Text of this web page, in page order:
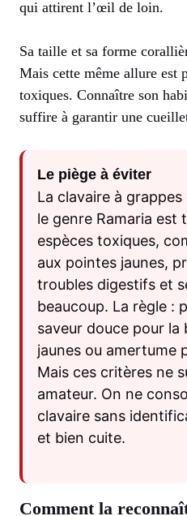
qui attirent l’œil de loin.
Sa taille et sa forme
Mais cette même allure est
toxiques. Connaître son
suffire à garantir une
Le piège à éviter
La clavaire à
le genre Ramaria est
espèces toxiques,
aux pointes jaunes,
troubles digestifs et
beaucoup. La règle :
saveur douce pour la
jaunes ou amertume
Mais ces critères ne
amateur. On ne
clavaire sans
et bien cuite.
Comment la